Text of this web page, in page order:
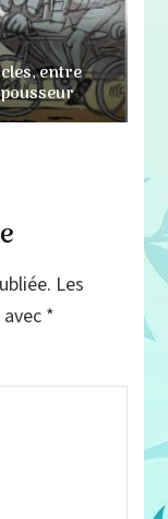
entre
Les
*